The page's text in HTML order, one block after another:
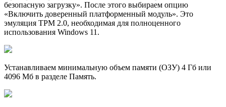
безопасную загрузку». После этого выбираем опцию
«Включить доверенный платформенный модуль». Это
эмуляция TPM 2.0, необходимая для полноценного
использования Windows 11.
Устанавливаем минимальную объем памяти (ОЗУ) 4 Гб или
4096 Мб в разделе Память.